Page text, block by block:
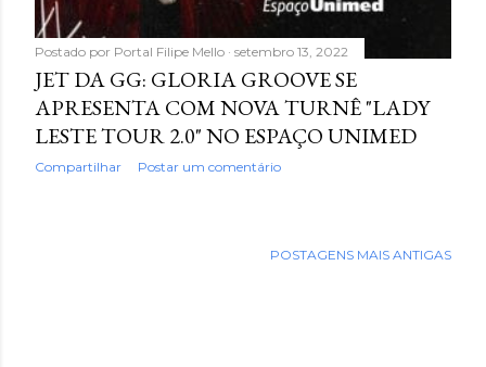
Postado por Portal Filipe Mello setembro 13, 2022
JET DA GG: GLORIA GROOVE SE
APRESENTA COM NOVA TURNÊ "LADY
LESTE TOUR 2.0" NO ESPAÇO UNIMED
Compartilhar Postar um comentário
POSTAGENS MAIS ANTIGAS